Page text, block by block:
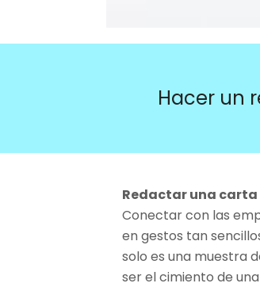
Hacer un
Redactar una
Conectar con las
en gestos tan
solo es una muestra
ser el cimiento de